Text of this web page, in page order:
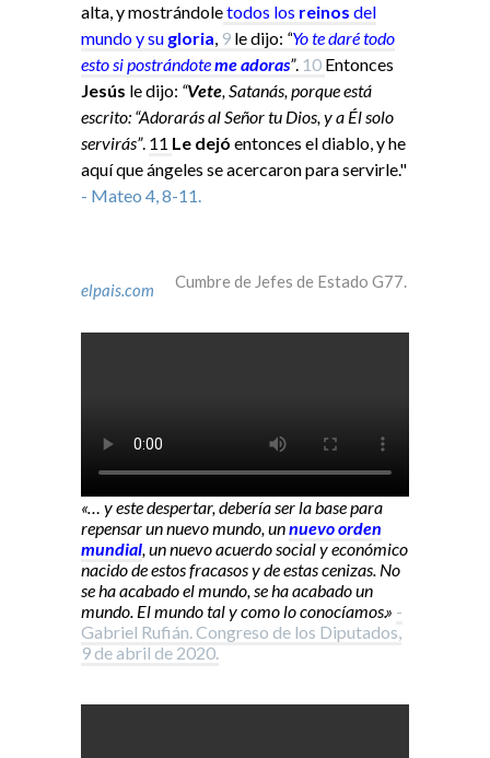
alta, y mostrándoletodos los reinos del
mundo y su gloria 9 le dijo: “Yote daré todo
esto sipostrándoteme adoras”. 10 Entonces
Jesús le dijo: “Vete , Satanás, porque está
escrito: “Adorarás al Señor tu Dios, y a Él solo
servirás”. 11 Le dejó entonces el diablo, y he
aquí que ángeles se acercaron para servirle."
- Mateo 4, 8-11.
elpais.com Cumbre de Jefes de Estado G77.
«… y este despertar, debería ser la base para
repensar un nuevo mundo, unnuevo orden
mundial , un nuevo acuerdo social y económico
nacido de estos fracasos y de estas cenizas. No
se ha acabado el mundo, se ha acabado un
mundo. El mundo tal y como lo conocíamos.» -
Gabriel Rufián. Congreso de los Diputados,
9 de abril de 2020.